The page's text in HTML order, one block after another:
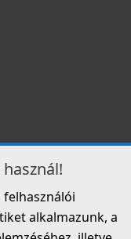
alkalmazunk, a